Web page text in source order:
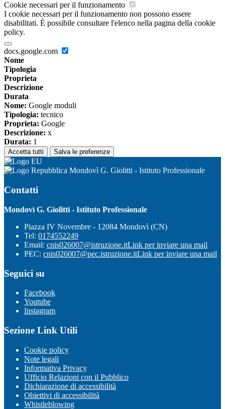
Cookie necessari per il funzionamento
I cookie necessari per il funzionamento non possono essere
disabilitati. È possibile consultare l'elenco nella pagina della cookie
policy.
docs.google.com
Nome
Tipologia
Proprieta
Descrizione
Durata
Nome: Google moduli
Tipologia: tecnico
Proprieta: Google
Descrizione: x
Durata: 1
Accetta tutti Salva le preferenze
Mondovì G. Giolitti - Istituto Professionale
Contatti
Mondovì G. Giolitti - Istituto Professionale
Piazza IV Novembre - 12084 Mondovì (CN)
Tel: 0174552249
Email: cnis026007@istruzione.itLink per inviare una mail
PEC: cnis026007@pec.istruzione.itLink per inviare una mail
Seguici su
Facebook
Youtube
Instagram
Sezione Link Utili
Cookie policy
Note legali
Informativa Privacy
Ufficio Relazioni con il Pubblico
Dichiarazione di accessibilità
Obiettivi di accessibilità
Whistleblowing